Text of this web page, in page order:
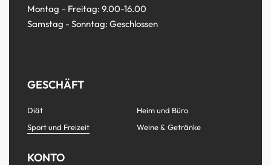
Montag – Freitag: 9.00-16.00
Samstag - Sonntag: Geschlossen
GESCHÄFT
Diät
Heim und Büro
Sport und Freizeit
Weine & Getränke
KONTO